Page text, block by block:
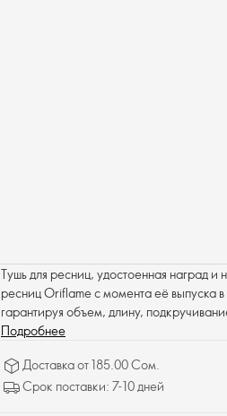
Тушь для ресниц, удостоенная наград
ресниц Oriflame с момента её выпуска
гарантируя объем, длину,
доступна в лимитированной
Подробнее
Доставка от 185.00 Сом.
Срок поставки: 7-10 дней